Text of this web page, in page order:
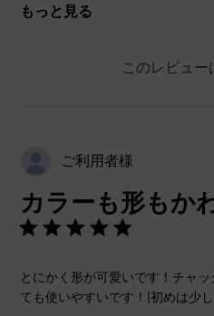
もっと見る
このレビュー
ご利用者様
カラーも形もか
とにかく形が可愛いです！チャ
ても使いやすいです！(初めは少